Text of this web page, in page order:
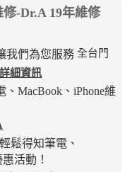
-Dr.A 19年維修
全台門
細資訊